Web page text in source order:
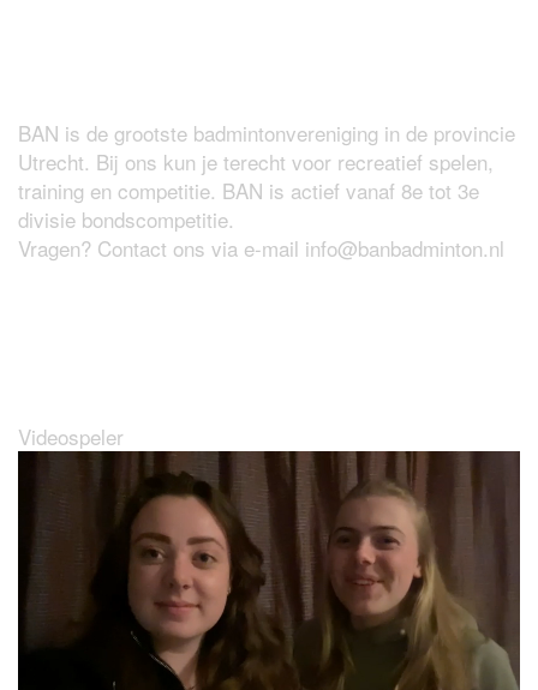
BAN is de grootste badmintonvereniging in de provincie
Utrecht. Bij ons kun je terecht voor recreatief spelen,
training en competitie. BAN is actief vanaf 8e tot 3e
divisie bondscompetitie.
Vragen? Contact ons via e-mail info@banbadminton.nl
Videospeler